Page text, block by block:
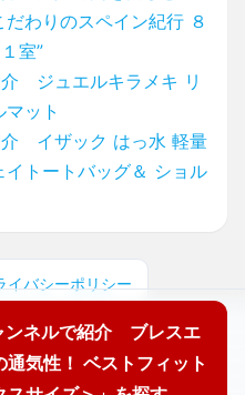
わりのスペイン紀行 ８
室”
ジュエルキラメキ リ
ット
介 イザック はっ水 軽量
イトートバッグ＆ ショル
ンネルで紹介 ブレスエ
気性！ ベストフィット
イバシーポリシー
？ここで買えます！